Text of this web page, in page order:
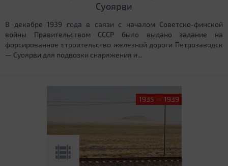
Суоярви
В декабре 1939 года в связи с началом Советско-финской
войны Правительством СССР было выдано задание на
форсированное строительство железной дороги Петрозаводск
— Суоярви для подвозки снаряжения и...
1935 — 1939